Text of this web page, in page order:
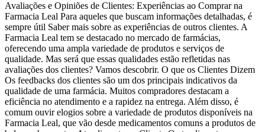
Avaliações e Opiniões de Clientes: Experiências ao Comprar na
Farmacia Leal Para aqueles que buscam informações detalhadas, é
sempre útil Saber mais sobre as experiências de outros clientes. A
Farmacia Leal tem se destacado no mercado de farmácias,
oferecendo uma ampla variedade de produtos e serviços de
qualidade. Mas será que essas qualidades estão refletidas nas
avaliações dos clientes? Vamos descobrir. O que os Clientes Dizem
Os feedbacks dos clientes são um dos principais indicativos da
qualidade de uma farmácia. Muitos compradores destacam a
eficiência no atendimento e a rapidez na entrega. Além disso, é
comum ouvir elogios sobre a variedade de produtos disponíveis na
Farmacia Leal, que vão desde medicamentos comuns a produtos de